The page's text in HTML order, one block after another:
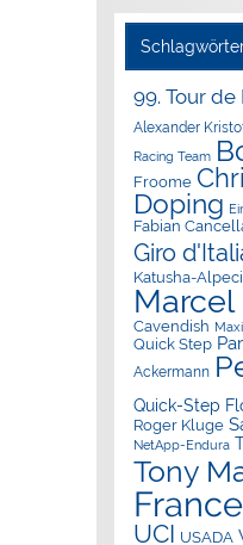
99. Tour de
Alexander
Racing Team
Froome
Doping
Fabian
Giro
Katusha-
Cavendish
Quick Step
Ackermann
Quick-Step
Roger Kluge
NetApp-Endura
Tony
France
UCI USADA